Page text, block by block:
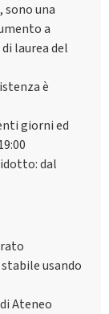
sono una
a
laurea del
è
giorni ed
dal
usando
Ateneo